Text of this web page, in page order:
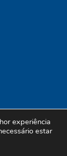
Powered by
experiência
estar